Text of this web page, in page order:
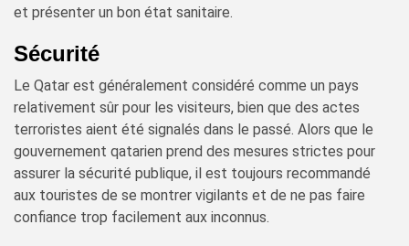
et présenter un bon état sanitaire.
Sécurité
Le Qatar est généralement considéré comme un pays
relativement sûr pour les visiteurs, bien que des actes
terroristes aient été signalés dans le passé. Alors que le
gouvernement qatarien prend des mesures strictes pour
assurer la sécurité publique, il est toujours recommandé
aux touristes de se montrer vigilants et de ne pas faire
confiance trop facilement aux inconnus.